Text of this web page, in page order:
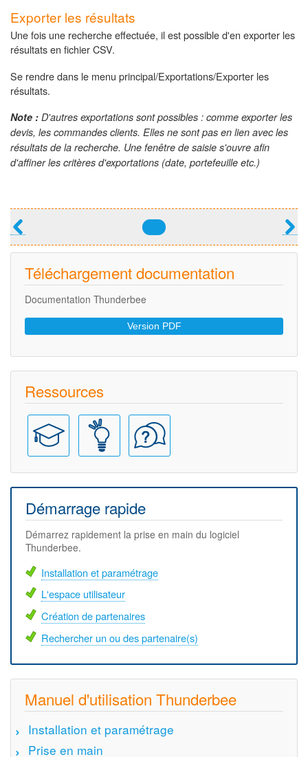
Exporter les résultats
Une fois une recherche effectuée, il est possible d'en exporter les
résultats en fichier CSV.
Se rendre dans le menu principal/Exportations/Exporter les
résultats.
Note : D'autres exportations sont possibles : comme exporter les
devis, les commandes clients. Elles ne sont pas en lien avec les
résultats de la recherche. Une fenêtre de saisie s'ouvre afin
d'affiner les critères d'exportations (date, portefeuille etc.)
Liens
transversaux
de
livre
pour
Rechercher
un
ou
des
partenaire(s)
Téléchargement documentation
Documentation Thunderbee
Version PDF
Ressources
Démarrage rapide
Démarrez rapidement la prise en main du logiciel
Thunderbee.
Installation et paramétrage
L'espace utilisateur
Création de partenaires
Rechercher un ou des partenaire(s)
Manuel d'utilisation Thunderbee
Installation et paramétrage
Prise en main